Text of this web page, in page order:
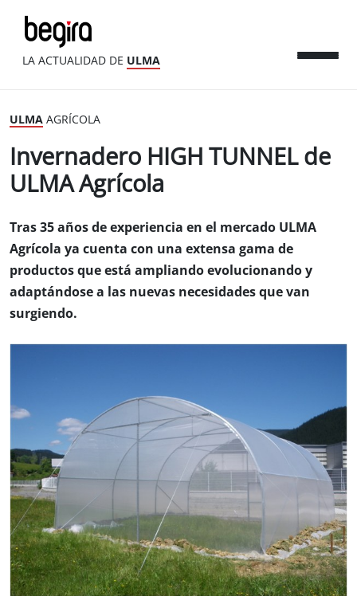
LA ACTUALIDAD DE ULMA
ULMA AGRÍCOLA
Invernadero HIGH TUNNEL de
ULMA Agrícola
Tras 35 años de experiencia en el mercado ULMA
Agrícola ya cuenta con una extensa gama de
productos que está ampliando evolucionando y
adaptándose a las nuevas necesidades que van
surgiendo.